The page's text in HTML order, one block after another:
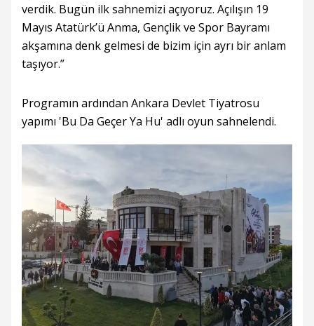
verdik. Bugün ilk sahnemizi açıyoruz. Açılışın 19
Mayıs Atatürk’ü Anma, Gençlik ve Spor Bayramı
akşamına denk gelmesi de bizim için ayrı bir anlam
taşıyor.”
Programın ardından Ankara Devlet Tiyatrosu
yapımı 'Bu Da Geçer Ya Hu' adlı oyun sahnelendi.